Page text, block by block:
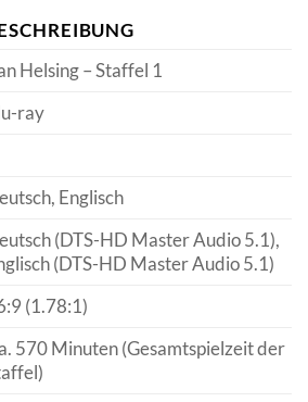
Helsing – Staffel 1
ray
Englisch
(DTS-HD Master Audio 5.1),
(DTS-HD Master Audio 5.1)
(1.78:1)
570 Minuten (Gesamtspielzeit der